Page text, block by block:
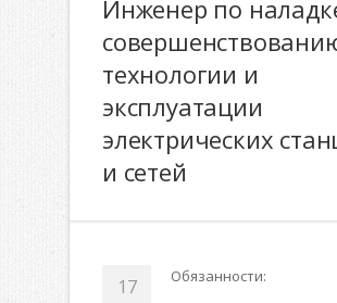
Инженер по
технологии и
эксплуатации
электрических
и сетей
17
Обязанности: